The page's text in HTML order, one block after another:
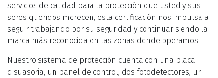
servicios de calidad para la protección que usted y sus
seres queridos merecen, esta certificación nos impulsa a
seguir trabajando por su seguridad y continuar siendo la
marca más reconocida en las zonas donde operamos.
Nuestro sistema de protección cuenta con una placa
disuasoria, un panel de control, dos fotodetectores, un